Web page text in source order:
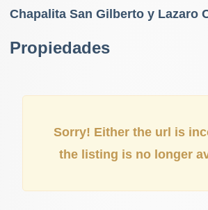
Chapalita San Gilberto y Lazaro
Propiedades
Sorry! Either the url is
the listing is no longer